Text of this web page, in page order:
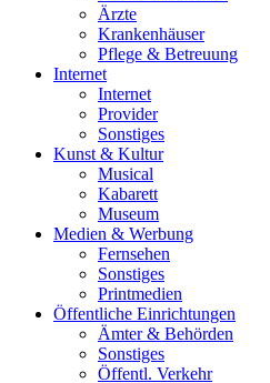
Ärzte
Krankenhäuser
Pflege & Betreuung
Internet
Internet
Provider
Sonstiges
Kunst & Kultur
Musical
Kabarett
Museum
Medien & Werbung
Fernsehen
Sonstiges
Printmedien
Öffentliche Einrichtungen
Ämter & Behörden
Sonstiges
Öffentl. Verkehr